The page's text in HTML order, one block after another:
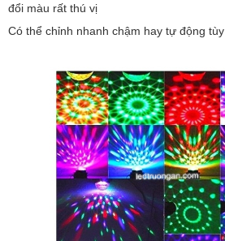
đổi màu rất thú vị
Có thể chỉnh nhanh chậm hay tự động